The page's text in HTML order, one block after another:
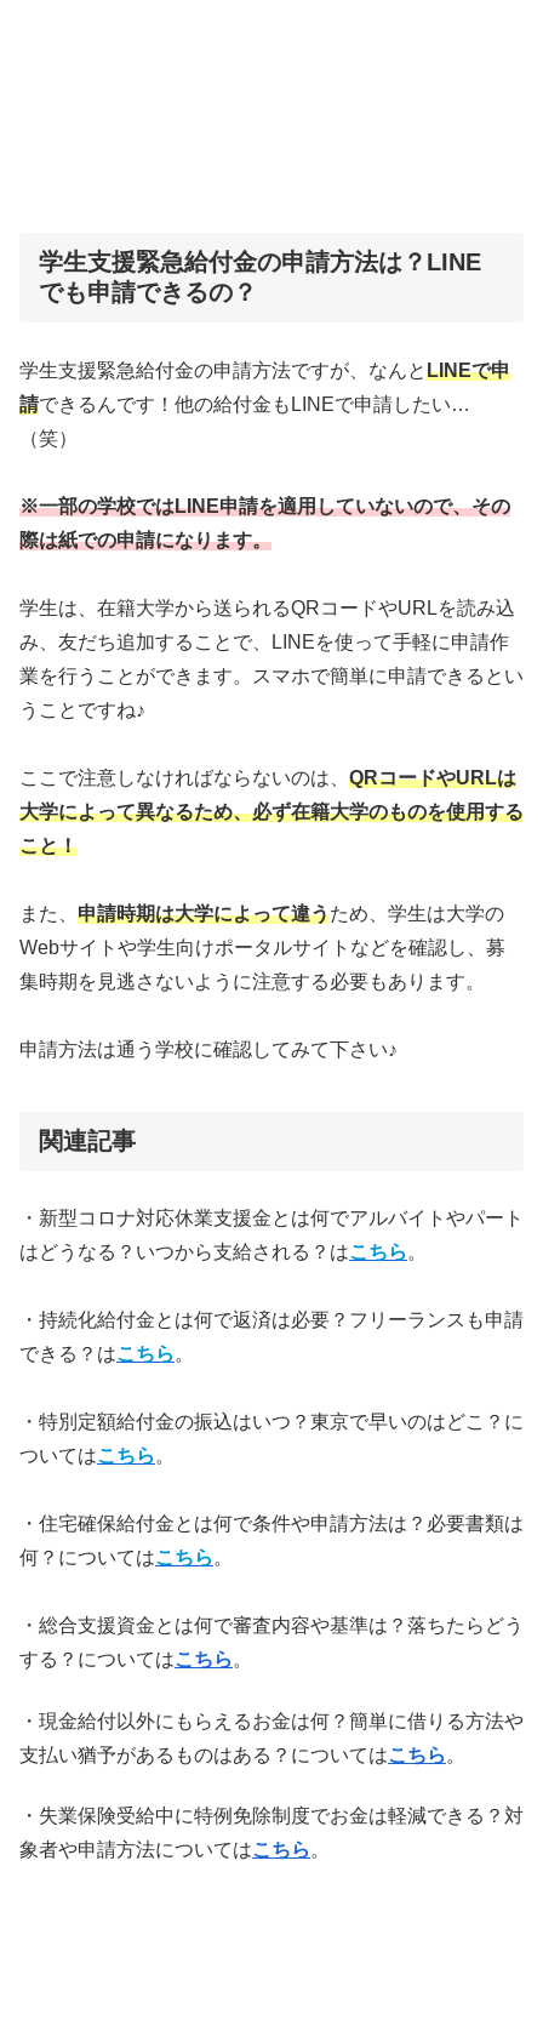
学生支援緊急給付金の申請方法は？LINE
でも申請できるの？
学生支援緊急給付金の申請方法ですが、なんとLINEで申
請できるんです！他の給付金もLINEで申請したい…
（笑）
※一部の学校ではLINE申請を適用していないので、その
際は紙での申請になります。
学生は、在籍大学から送られるQRコードやURLを読み込
み、友だち追加することで、LINEを使って手軽に申請作
業を行うことができます。スマホで簡単に申請できるとい
うことですね♪
ここで注意しなければならないのは、 QRコードやURLは
大学によって異なるため、必ず在籍大学のものを使用する
こと！
また、 申請時期は大学によって違うため、学生は大学の
Webサイトや学生向けポータルサイトなどを確認し、募
集時期を見逃さないように注意する必要もあります。
申請方法は通う学校に確認してみて下さい♪
関連記事
・新型コロナ対応休業支援金とは何でアルバイトやパート
はどうなる？いつから支給される？はこちら 。
・持続化給付金とは何で返済は必要？フリーランスも申請
できる？はこちら 。
・特別定額給付金の振込はいつ？東京で早いのはどこ？に
ついてはこちら 。
・住宅確保給付金とは何で条件や申請方法は？必要書類は
何？についてはこちら 。
・総合支援資金とは何で審査内容や基準は？落ちたらどう
する？についてはこちら 。
・現金給付以外にもらえるお金は何？簡単に借りる方法や
支払い猶予があるものはある？についてはこちら 。
・失業保険受給中に特例免除制度でお金は軽減できる？対
象者や申請方法についてはこちら 。